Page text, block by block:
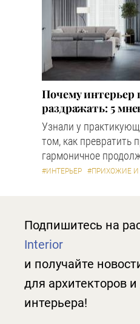
Почему
раздражать: 5
Узнали у
том, как превратить
гармоничное
#ИНТЕРЬЕР #ПРИХОЖИЕ И
Подпишитесь на
Interior
и получайте
для архитекторов
интерьера!